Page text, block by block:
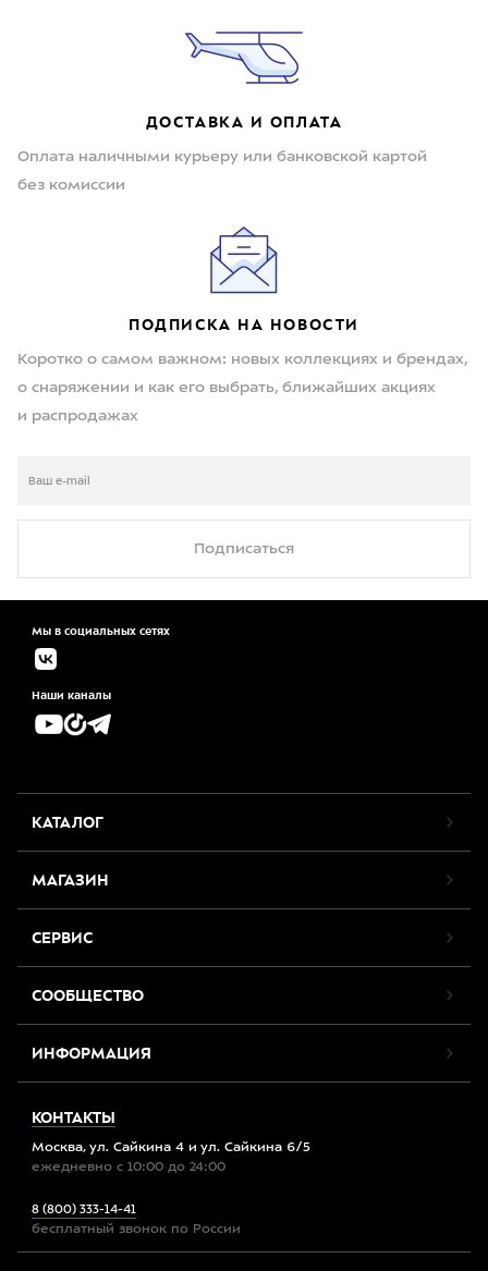
ДОСТАВКА И ОПЛАТА
Оплата наличными курьеру или банковской картой
без комиссии
ПОДПИСКА НА НОВОСТИ
Коротко о самом важном: новых коллекциях и брендах,
о снаряжении и как его выбрать, ближайших акциях
и распродажах
Подписаться
Мы в социальных сетях
Наши каналы
КАТАЛОГ
МАГАЗИН
СЕРВИС
СООБЩЕСТВО
ИНФОРМАЦИЯ
КОНТАКТЫ
Москва, ул. Сайкина 4 и ул. Сайкина 6/5
ежедневно с 10:00 до 24:00
8 (800) 333-14-41
бесплатный звонок по России